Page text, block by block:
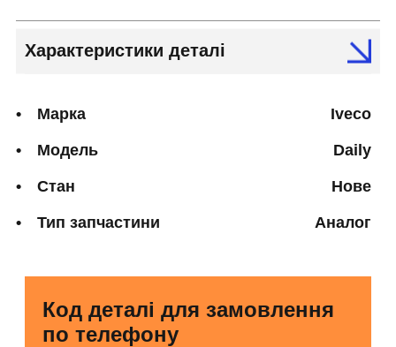
Характеристики деталі
Марка Iveco
Модель Daily
Стан Нове
Тип запчастини Аналог
Код деталі для замовлення
по телефону